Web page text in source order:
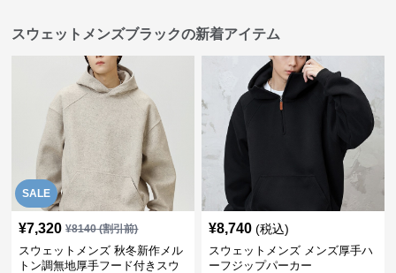
スウェットメンズブラックの新着アイテム
SALE
¥7,320 ¥8140(割引前)
スウェットメンズ 秋冬新作メル
トン調無地厚手フード付きスウ
¥8,740 (税込)
スウェットメンズ メンズ厚手ハ
ーフジップパーカー